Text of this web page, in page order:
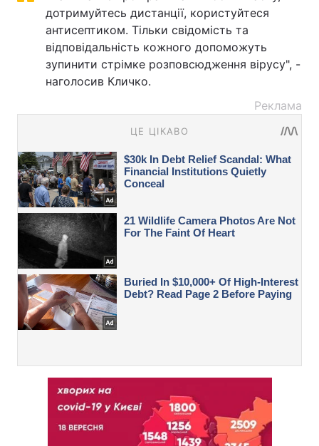
дотримуйтесь дистанції, користуйтеся
антисептиком. Тільки свідомість та
відповідальність кожного допоможуть
зупинити стрімке розповсюдження вірусу", -
наголосив Кличко.
Реклама